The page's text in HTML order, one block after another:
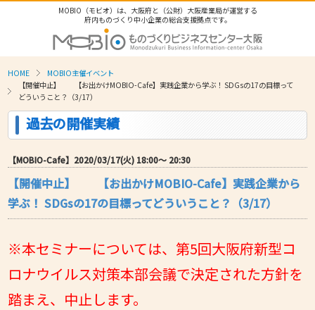
MOBIO（モビオ）は、大阪府と（公財）大阪産業局が運営する
府内ものづくり中小企業の総合支援拠点です。
HOME
MOBIO主催イベント
【開催中止】 【お出かけMOBIO-Cafe】実践企業から学ぶ！ SDGsの17の目標って
どういうこと？（3/17）
過去の開催実績
【MOBIO-Cafe】2020/03/17(火) 18:00〜 20:30
【開催中止】 【お出かけMOBIO-Cafe】実践企業から
学ぶ！ SDGsの17の目標ってどういうこと？（3/17）
※本セミナーについては、第5回⼤阪府新型コ
ロナウイルス対策本部会議で決定された⽅針を
踏まえ、中⽌します。